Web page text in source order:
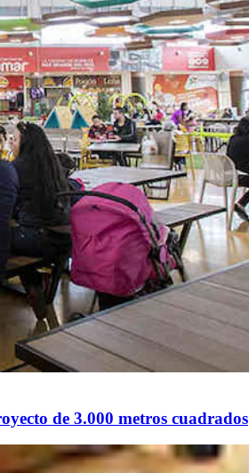
de 3.000 metros cuadrados